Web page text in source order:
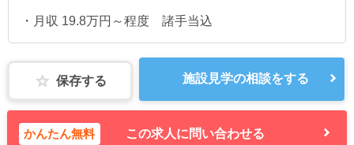
・月収 19.8万円～程度 諸手当込
保存する 施設見学の相談をする
かんたん無料 この求人に問い合わせる